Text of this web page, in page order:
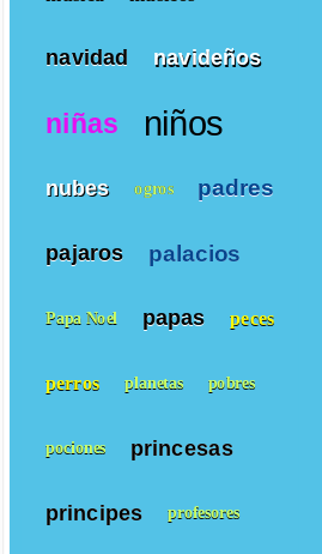
navidad navideños
niñas niños
nubes ogros padres
pajaros palacios
Papa Noel papas peces
perros planetas pobres
pociones princesas
principes profesores